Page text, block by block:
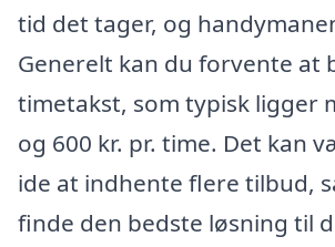
tid det tager, og
Generelt kan du forvente at
timetakst, som typisk ligger
og 600 kr. pr. time. Det kan
ide at indhente flere tilbud,
finde den bedste løsning til